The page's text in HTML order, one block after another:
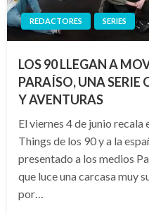
REDACTORES SERIES
LOS 90 LLEGAN A
PARAÍSO, UNA
Y AVENTURAS
El viernes 4 de junio
Things de los 90 y a la
presentado a los medios
que luce una carcasa muy
por…